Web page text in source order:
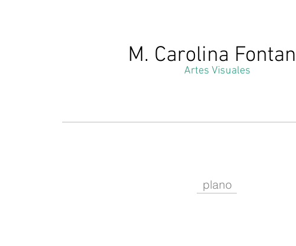
M. Carolina
Artes Visuales
plano